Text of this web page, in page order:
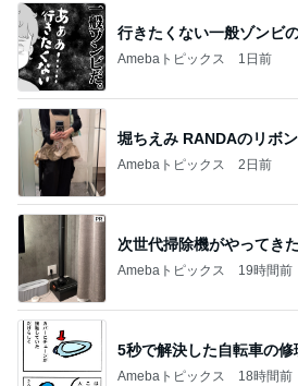
行きたくない一般ゾンビ
Amebaトピックス 1日前
堀ちえみ RANDAのリボ
Amebaトピックス 2日前
次世代掃除機がやってき
Amebaトピックス 19時間前
5秒で解決した自転車の修
Amebaトピックス 18時間前